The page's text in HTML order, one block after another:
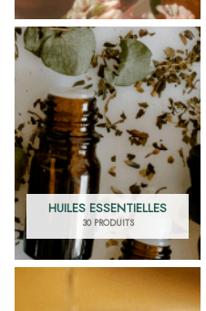
HUILES ESSENTIELLES
30 PRODUITS